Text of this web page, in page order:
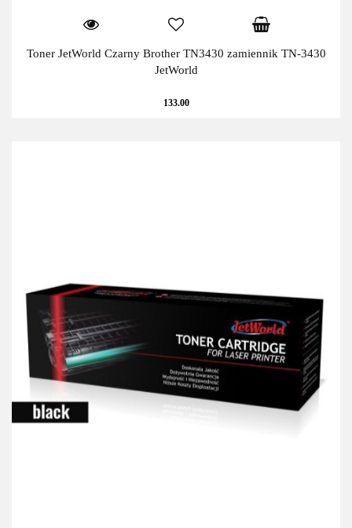
Toner JetWorld Czarny Brother TN3430 zamiennik TN-3430
JetWorld
133.00